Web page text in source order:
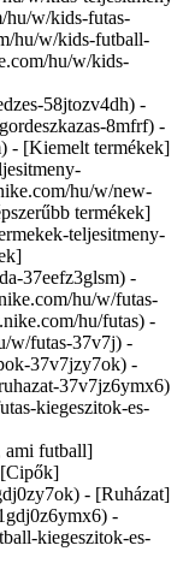
hu/w/kids-futas-
hu/w/kids-futball-
hu/w/kids-
58jtozv4dh) -
8mfrf) -
- [Kiemelt termékek]
hu/w/new-
termékek]
teljesitmeny-
37eefz3glsm) -
hu/w/futas-
hu/futas) -
w/futas-37v7j) -
37v7jzy7ok) -
37v7jz6ymx6)
kiegeszitok-es-
ami futball]
- [Ruházat]
-
kiegeszitok-es-